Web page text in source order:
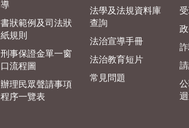
導
書狀範例及司法狀
紙規則
刑事保證金單一窗
口流程圖
辦理民眾聲請事項
程序一覽表
法學及法規資料庫
查詢
法治宣導手冊
法治教育短片
常見問題